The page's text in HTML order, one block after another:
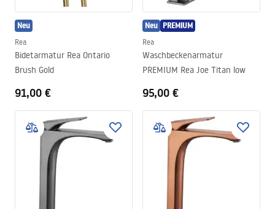
Neu
Rea
Bidetarmatur Rea Ontario
Brush Gold
91,00 €
Neu PREMIUM
Rea
Waschbeckenarmatur
PREMIUM Rea Joe Titan low
95,00 €